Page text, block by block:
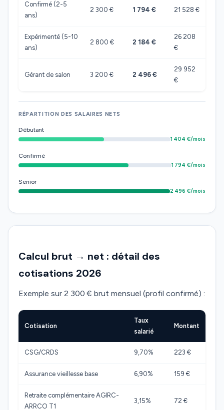
Confirmé (2-5
ans)
2 300 € 1 794 € 21 528 €
Expérimenté (5-10
ans)
2 800 € 2 184 €
26 208
€
Gérant de salon 3 200 € 2 496 €
29 952
€
RÉPARTITION DES SALAIRES NETS
Débutant
1 404 €/mois
Confirmé
1 794 €/mois
Senior
2 496 €/mois
Calcul brut → net : détail des
cotisations 2026
Exemple sur 2 300 € brut mensuel (profil confirmé) :
Cotisation
Taux
salarié
Montant
CSG/CRDS 9,70% 223 €
Assurance vieillesse base 6,90% 159 €
Retraite complémentaire AGIRC-
ARRCO T1
3,15% 72 €